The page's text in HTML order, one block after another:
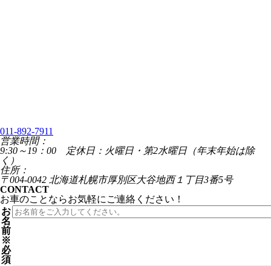
011-892-7911
営業時間：
9:30～19：00 定休日：火曜日・第2水曜日（年末年始は除
く）
住所：
〒004-0042 北海道札幌市厚別区大谷地西１丁目3番5号
CONTACT
お車のことならお気軽にご連絡ください！
お
名
前
※
必
須